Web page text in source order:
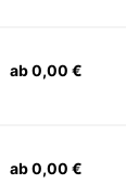
ab 0,00 €
ab 0,00 €